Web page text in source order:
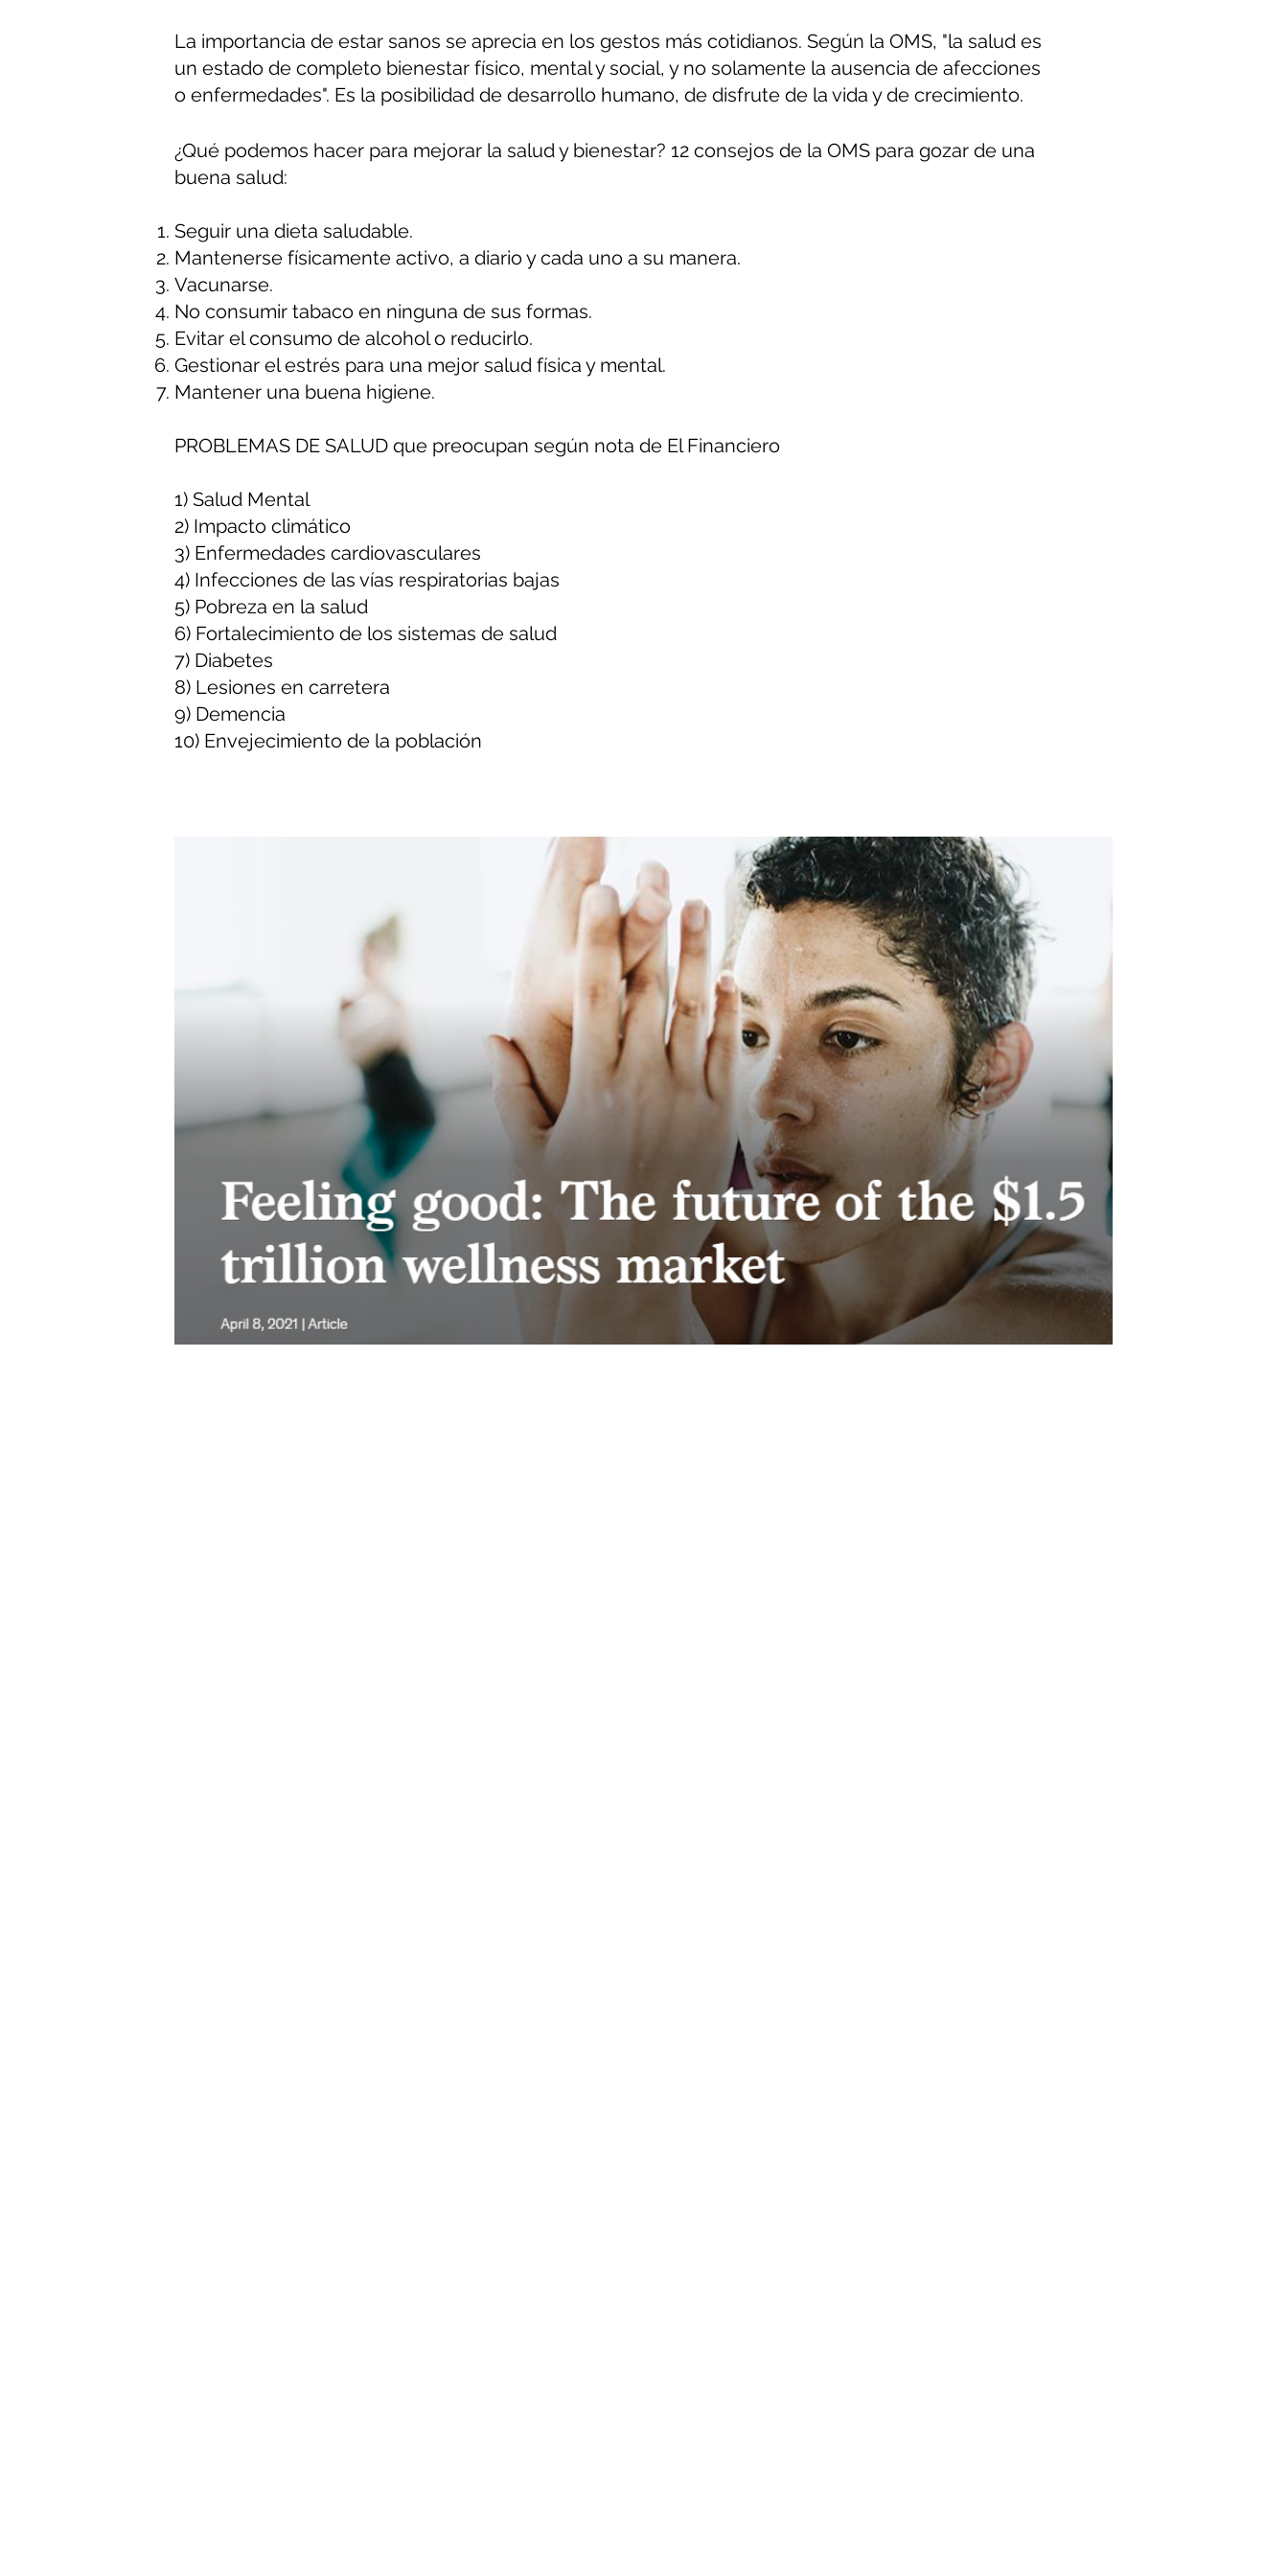
La importancia de estar sanos se aprecia en los gestos más cotidianos. Según la OMS, "la salud es
un estado de completo bienestar físico, mental y social, y no solamente la ausencia de afecciones
o enfermedades". Es la posibilidad de desarrollo humano, de disfrute de la vida y de crecimiento.
¿Qué podemos hacer para mejorar la salud y bienestar? 12 consejos de la OMS para gozar de una
buena salud:
Seguir una dieta saludable.
Mantenerse físicamente activo, a diario y cada uno a su manera.
Vacunarse.
No consumir tabaco en ninguna de sus formas.
Evitar el consumo de alcohol o reducirlo.
Gestionar el estrés para una mejor salud física y mental.
Mantener una buena higiene.
PROBLEMAS DE SALUD que preocupan según nota de El Financiero
1) Salud Mental
2) Impacto climático
3) Enfermedades cardiovasculares
4) Infecciones de las vías respiratorias bajas
5) Pobreza en la salud
6) Fortalecimiento de los sistemas de salud
7) Diabetes
8) Lesiones en carretera
9) Demencia
10) Envejecimiento de la población